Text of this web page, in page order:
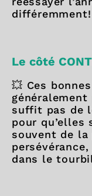
différemment!
Le côté
💥 Ces
suffit pas de
pour qu’elles
souvent de
dans le